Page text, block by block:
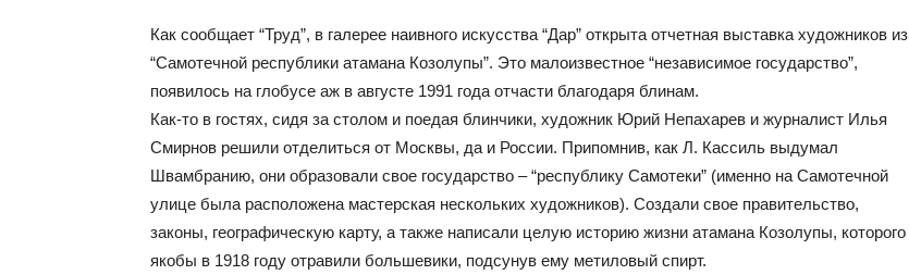
Как сообщает “Труд”, в галерее наивного искусства “Дар” открыта отчетная выставка художников из
“Самотечной республики атамана Козолупы”. Это малоизвестное “независимое государство”,
появилось на глобусе аж в августе 1991 года отчасти благодаря блинам.
Как-то в гостях, сидя за столом и поедая блинчики, художник Юрий Непахарев и журналист Илья
Смирнов решили отделиться от Москвы, да и России. Припомнив, как Л. Кассиль выдумал
Швамбранию, они образовали свое государство – “республику Самотеки” (именно на Самотечной
улице была расположена мастерская нескольких художников). Создали свое правительство,
законы, географическую карту, а также написали целую историю жизни атамана Козолупы, которого
якобы в 1918 году отравили большевики, подсунув ему метиловый спирт.